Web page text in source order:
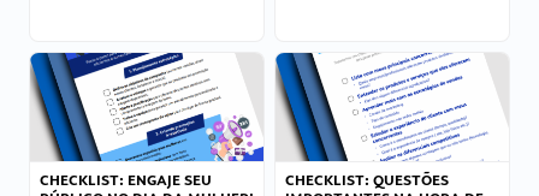
CHECKLIST: ENGAJE SEU
CHECKLIST: QUESTÕES